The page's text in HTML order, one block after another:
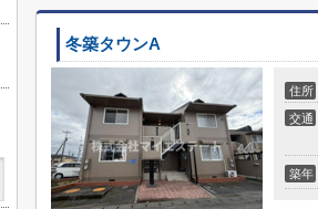
冬築タウンA
住所
交通
築年